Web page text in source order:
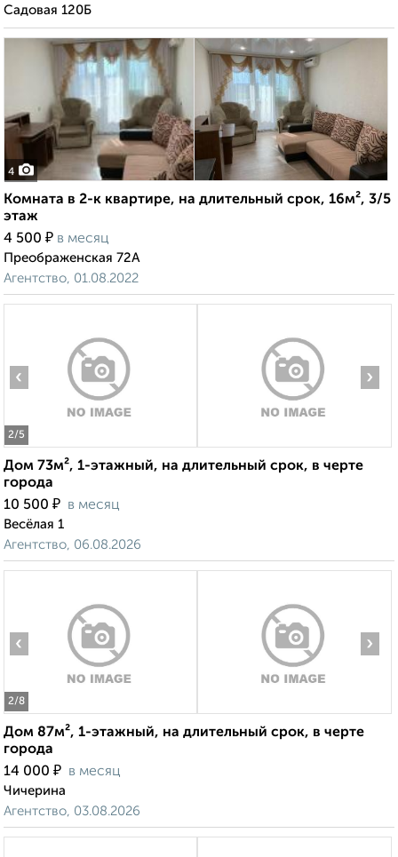
Садовая 120Б
4
Комната в 2-к квартире, на длительный срок, 16м², 3/5
этаж
4 500 ₽ в месяц
Преображенская 72А
Агентство, 01.08.2022
2/5
‹ ›
Дом 73м², 1-этажный, на длительный срок, в черте
города
10 500 ₽ в месяц
Весёлая 1
Агентство, 06.08.2026
2/8
‹ ›
Дом 87м², 1-этажный, на длительный срок, в черте
города
14 000 ₽ в месяц
Чичерина
Агентство, 03.08.2026